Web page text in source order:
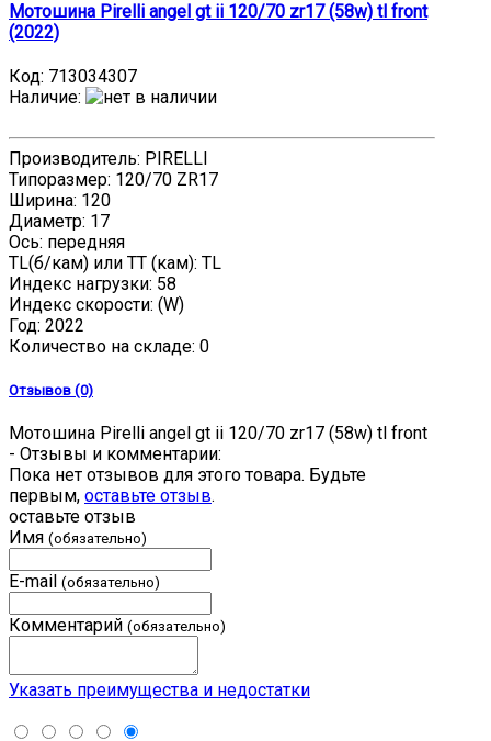
Мотошина Pirelli angel gt ii 120/70 zr17 (58w) tl front
(2022)
Код: 713034307
Наличие:
Производитель: PIRELLI
Типоразмер: 120/70 ZR17
Ширина: 120
Диаметр: 17
Ось: передняя
TL(б/кам) или TT (кам): TL
Индекс нагрузки: 58
Индекс скорости: (W)
Год: 2022
Количество на складе: 0
Отзывов (0)
Мотошина Pirelli angel gt ii 120/70 zr17 (58w) tl front
- Отзывы и комментарии:
Пока нет отзывов для этого товара. Будьте
первым, оставьте отзыв.
оставьте отзыв
Имя (обязательно)
E-mail (обязательно)
Комментарий (обязательно)
Указать преимущества и недостатки